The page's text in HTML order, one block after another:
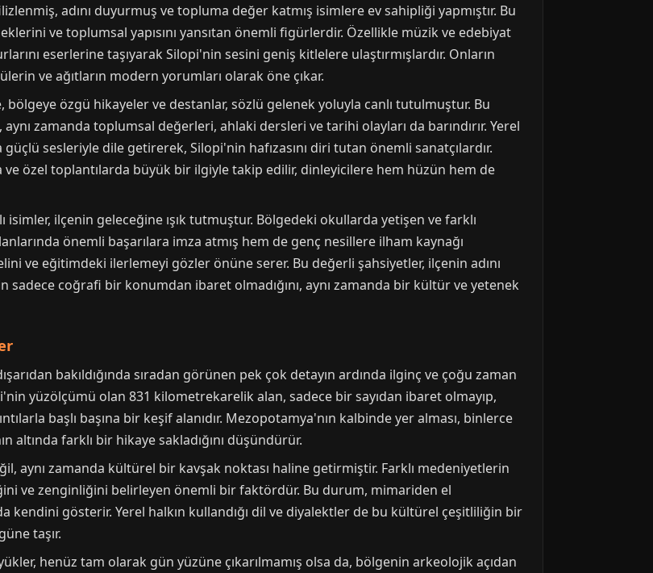
adını duyurmuş ve topluma değer katmış isimlere ev sahipliği yapmıştır. Bu
ve toplumsal yapısını yansıtan önemli figürlerdir. Özellikle müzik ve edebiyat
eserlerine taşıyarak Silopi'nin sesini geniş kitlelere ulaştırmışlardır. Onların
ve ağıtların modern yorumları olarak öne çıkar.
özgü hikayeler ve destanlar, sözlü gelenek yoluyla canlı tutulmuştur. Bu
zamanda toplumsal değerleri, ahlaki dersleri ve tarihi olayları da barındırır. Yerel
sesleriyle dile getirerek, Silopi'nin hafızasını diri tutan önemli sanatçılardır.
özel toplantılarda büyük bir ilgiyle takip edilir, dinleyicilere hem hüzün hem de
isimler, ilçenin geleceğine ışık tutmuştur. Bölgedeki okullarda yetişen ve farklı
önemli başarılara imza atmış hem de genç nesillere ilham kaynağı
ve eğitimdeki ilerlemeyi gözler önüne serer. Bu değerli şahsiyetler, ilçenin adını
coğrafi bir konumdan ibaret olmadığını, aynı zamanda bir kültür ve yetenek
bakıldığında sıradan görünen pek çok detayın ardında ilginç ve çoğu zaman
yüzölçümü olan 831 kilometrekarelik alan, sadece bir sayıdan ibaret olmayıp,
başlı başına bir keşif alanıdır. Mezopotamya'nın kalbinde yer alması, binlerce
altında farklı bir hikaye sakladığını düşündürür.
aynı zamanda kültürel bir kavşak noktası haline getirmiştir. Farklı medeniyetlerin
ve zenginliğini belirleyen önemli bir faktördür. Bu durum, mimariden el
gösterir. Yerel halkın kullandığı dil ve diyalektler de bu kültürel çeşitliliğin bir
taşır.
henüz tam olarak gün yüzüne çıkarılmamış olsa da, bölgenin arkeolojik açıdan